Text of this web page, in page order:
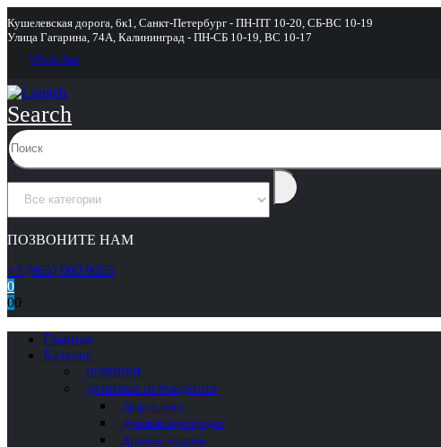
Кушелевская дорога, 6к1, Санкт-Петербург - ПН-ПТ 10-20, СБ-ВС 10-19
Улица Гагарина, 74А, Калининград - ПН-СБ 10-19, ВС 10-17
WhatsApp
Search
ПОЗВОНИТЕ НАМ
+7 (965) 000 9055
0
00
Главная
Каталог
НОВИНКИ
ДУШЕВЫЕ ОГРАЖДЕНИЯ
Двери в нишу
Душевые перегородки
Душевые поддоны